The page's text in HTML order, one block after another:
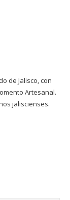
de Jalisco, con
Artesanal.
jaliscienses.